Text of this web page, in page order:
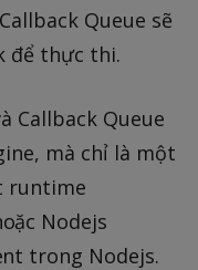
Queue sẽ
để thực thi.
Callback Queue
mà chỉ là một
runtime
Nodejs
trong Nodejs.